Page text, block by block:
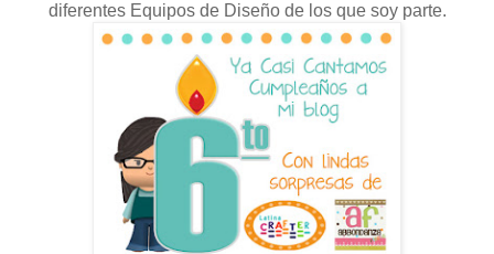
diferentes Equipos de Diseño de los que soy parte.